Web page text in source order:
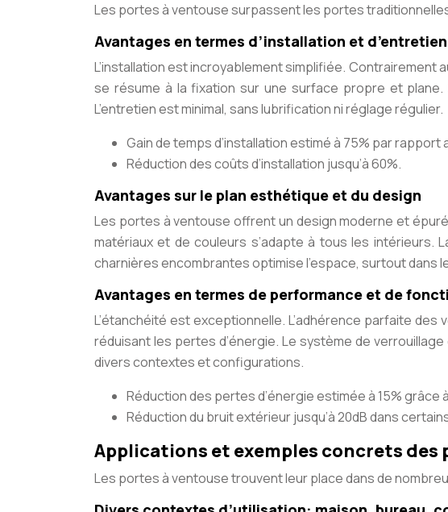
Les portes à ventouse surpassent les portes
Avantages en termes d’installation et d’entretien
L’installation est incroyablement simplifiée.
se résume à la fixation sur une surface propre et
L’entretien est minimal, sans lubrification ni réglage régulier.
Gain de temps d’installation estimé à 75% par
Réduction des coûts d’installation jusqu’à 60%.
Avantages sur le plan esthétique et du design
Les portes à ventouse offrent un design moderne et
matériaux et de couleurs s’adapte à tous les intérieurs.
charnières encombrantes optimise l’espace, surtout dans
Avantages en termes de performance et de
L’étanchéité est exceptionnelle. L’adhérence parfaite
réduisant les pertes d’énergie. Le système de
divers contextes et configurations.
Réduction des pertes d’énergie estimée à 15% grâce
Réduction du bruit extérieur jusqu’à 20dB dans
Applications et exemples concrets des
Les portes à ventouse trouvent leur place dans de